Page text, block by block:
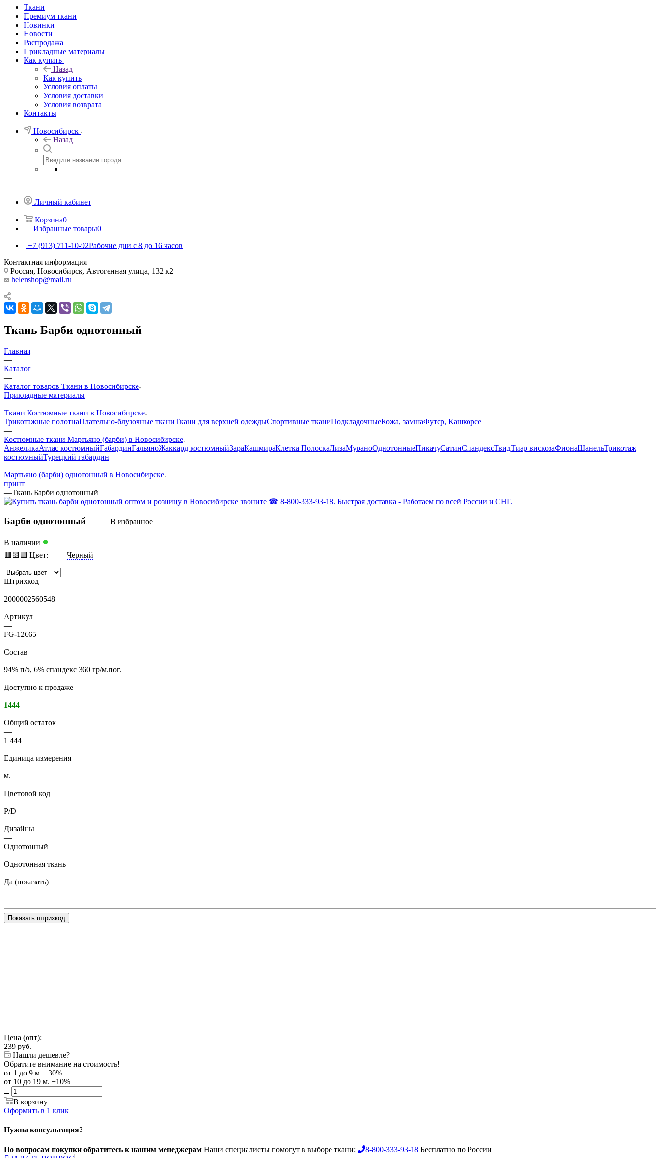
Ткани
Премиум ткани
Новинки
Новости
Распродажа
Прикладные материалы
Как купить
Назад
Как купить
Условия оплаты
Условия доставки
Условия возврата
Контакты
Новосибирск
Назад
Личный кабинет
Корзина0
Избранные товары0
+7 (913) 711-10-92Рабочие дни с 8 до 16 часов
Контактная информация
Россия, Новосибирск, Автогенная улица, 132 к2
helenshop@mail.ru
Ткань Барби однотонный
Главная
—
Каталог
—
Каталог товаров Ткани в Новосибирске
Прикладные материалы
—
Ткани Костюмные ткани в Новосибирске
Трикотажные полотнаПлательно-блузочные тканиТкани для верхней одеждыСпортивные тканиПодкладочныеКожа, замшаФутер, Кашкорсе
—
Костюмные ткани Мартьяно (барби) в Новосибирске
АнжеликаАтлас костюмныйГабардинГальяноЖаккард костюмныйЗараКашмираКлетка ПолоскаЛизаМураноОднотонныеПикачуСатинСпандексТвидТиар вискозаФионаШанельТрикотаж
костюмныйТурецкий габардин
—
Мартьяно (барби) однотонный в Новосибирске
принт
—Ткань Барби однотонный
Барби однотонный В избранное
В наличии ●
🟥 🟨 🟩 Цвет: Черный
Штрихкод
—
2000002560548
Артикул
—
FG-12665
Состав
—
94% п/э, 6% спандекс 360 гр/м.пог.
Доступно к продаже
—
1444
Общий остаток
—
1 444
Единица измерения
—
м.
Цветовой код
—
P/D
Дизайны
—
Однотонный
Однотонная ткань
—
Да (показать)
Показать штрихкод
Цена (опт):
239 руб.
Нашли дешевле?
Обратите внимание на стоимость!
от 1 до 9 м. +30%
от 10 до 19 м. +10%
В корзину
Оформить в 1 клик
Нужна консультация?
По вопросам покупки обратитесь к нашим менеджерам Наши специалисты помогут в выборе ткани: 8-800-333-93-18 Бесплатно по России